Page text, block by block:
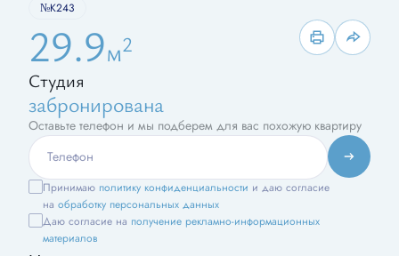
№К243
29.9м2
Студия
забронирована
Оставьте телефон и мы подберем для вас похожую квартиру
Принимаю политику конфиденциальности и даю согласие
на обработку персональных данных
Даю согласие на получение рекламно-информационных
материалов